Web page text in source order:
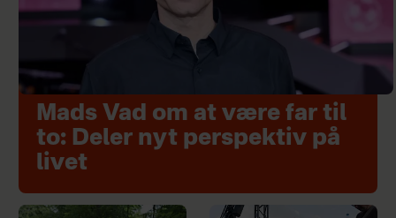
Mads Vad om at være far til
to: Deler nyt perspektiv på
livet